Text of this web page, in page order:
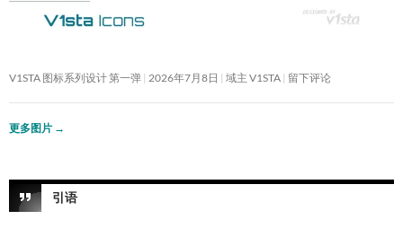
V1STA 图标系列设计 第一弹 2026年7月8日 域主 V1STA 留下评论
更多图片 →
引语